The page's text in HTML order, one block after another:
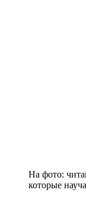
На фото:
которые